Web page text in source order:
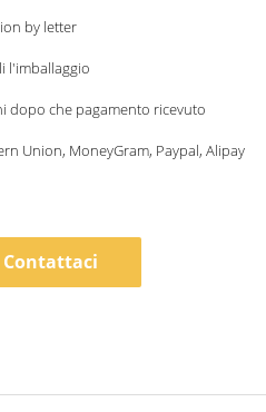
by letter
l'imballaggio
dopo che pagamento ricevuto
Union, MoneyGram, Paypal, Alipay
Contattaci